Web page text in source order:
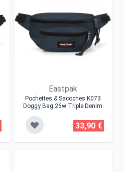
Eastpak
Pochettes & Sacoches K073
Doggy Bag 26w Triple Denim
33,90 €